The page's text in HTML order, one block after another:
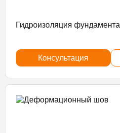
Гидроизоляция фундамента
Консультация